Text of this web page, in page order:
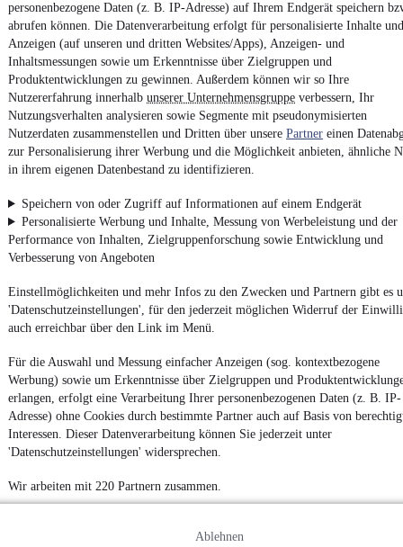
personenbezogene Daten (z. B. IP-Adresse) auf Ihrem Endgerät speichern
abrufen können. Die Datenverarbeitung erfolgt für personalisierte Inhalte und
Anzeigen (auf unseren und dritten Websites/Apps), Anzeigen- und
Inhaltsmessungen sowie um Erkenntnisse über Zielgruppen und
Produktentwicklungen zu gewinnen. Außerdem können wir so Ihre
Nutzererfahrung innerhalb unserer Unternehmensgruppe verbessern, Ihr
Nutzungsverhalten analysieren sowie Segmente mit pseudonymisierten
Nutzerdaten zusammenstellen und Dritten über unsere Partner einen
zur Personalisierung ihrer Werbung und die Möglichkeit anbieten, ähnliche
in ihrem eigenen Datenbestand zu identifizieren.
Speichern von oder Zugriff auf Informationen auf einem Endgerät
Personalisierte Werbung und Inhalte, Messung von Werbeleistung und der
Performance von Inhalten, Zielgruppenforschung sowie Entwicklung und
Verbesserung von Angeboten
Einstellmöglichkeiten und mehr Infos zu den Zwecken und Partnern gibt es
'Datenschutzeinstellungen', für den jederzeit möglichen Widerruf der
auch erreichbar über den Link im Menü.
Für die Auswahl und Messung einfacher Anzeigen (sog. kontextbezogene
Werbung) sowie um Erkenntnisse über Zielgruppen und
erlangen, erfolgt eine Verarbeitung Ihrer personenbezogenen Daten (z. B. IP-
Adresse) ohne Cookies durch bestimmte Partner auch auf Basis von
Interessen. Dieser Datenverarbeitung können Sie jederzeit unter
'Datenschutzeinstellungen' widersprechen.
Wir arbeiten mit 220 Partnern zusammen.
Ablehnen
Vertrag widerrufen
Datenschutz
Datenschutzeinstellungen
Erklärung zur Barrierefreiheit
Report Security Vulnerability (English)
Powered by
Noch mehrneue Autosunterschiedlicher Marken, auch als
Leasing-Angebote, gibt es bei mobile.de